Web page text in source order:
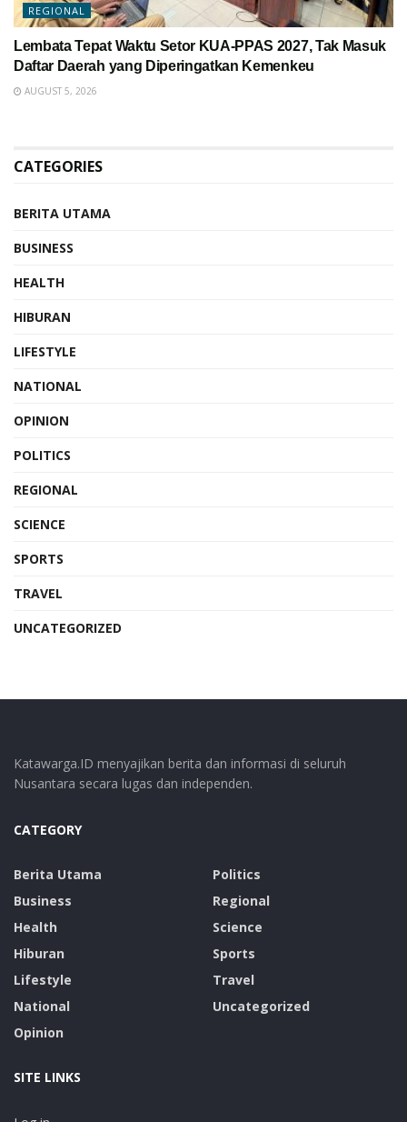
REGIONAL
Lembata Tepat Waktu Setor KUA-PPAS 2027, Tak Masuk
Daftar Daerah yang Diperingatkan Kemenkeu
AUGUST 5, 2026
CATEGORIES
BERITA UTAMA
BUSINESS
HEALTH
HIBURAN
LIFESTYLE
NATIONAL
OPINION
POLITICS
REGIONAL
SCIENCE
SPORTS
TRAVEL
UNCATEGORIZED
Katawarga.ID menyajikan berita dan informasi di seluruh
Nusantara secara lugas dan independen.
CATEGORY
Berita Utama
Business
Health
Hiburan
Lifestyle
National
Opinion
Politics
Regional
Science
Sports
Travel
Uncategorized
SITE LINKS